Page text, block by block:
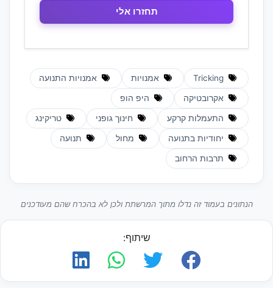
אמנויות אמנויות התנועה
אקרובטיקה היפ הופ
התעמלות קרקע חינוך גופני טריקינג
יחודיות בתנועה מחול תנועה
תרבות הרחוב
הנתונים בעמוד זה נדלו מתוך המרשתת ולכן לא בהכרח שהם מעודכנים
שיתוף: